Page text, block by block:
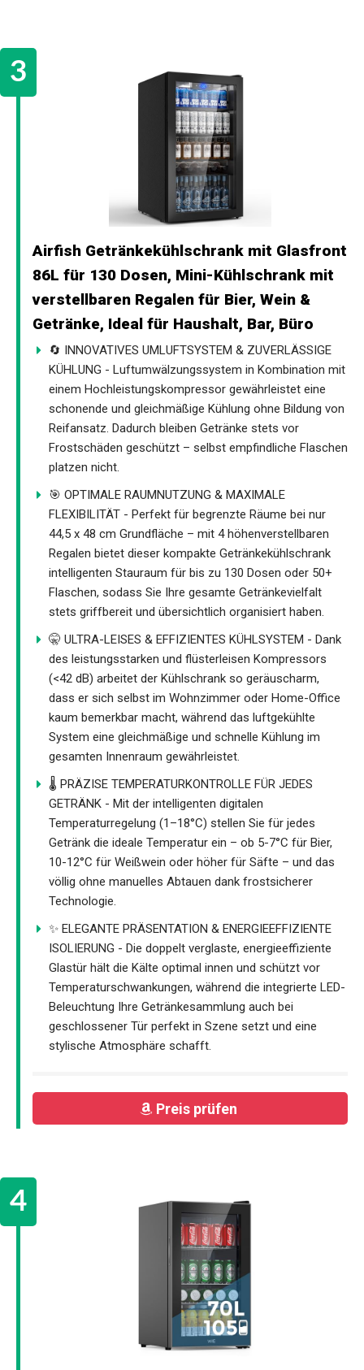
Airfish Getränkekühlschrank mit Glasfront
86L für 130 Dosen, Mini-Kühlschrank mit
verstellbaren Regalen für Bier, Wein &
Getränke, Ideal für Haushalt, Bar, Büro
🔄 INNOVATIVES UMLUFTSYSTEM & ZUVERLÄSSIGE
KÜHLUNG - Luftumwälzungssystem in Kombination mit
einem Hochleistungskompressor gewährleistet eine
schonende und gleichmäßige Kühlung ohne Bildung von
Reifansatz. Dadurch bleiben Getränke stets vor
Frostschäden geschützt – selbst empfindliche Flaschen
platzen nicht.
🎯 OPTIMALE RAUMNUTZUNG & MAXIMALE
FLEXIBILITÄT - Perfekt für begrenzte Räume bei nur
44,5 x 48 cm Grundfläche – mit 4 höhenverstellbaren
Regalen bietet dieser kompakte Getränkekühlschrank
intelligenten Stauraum für bis zu 130 Dosen oder 50+
Flaschen, sodass Sie Ihre gesamte Getränkevielfalt
stets griffbereit und übersichtlich organisiert haben.
🤫 ULTRA-LEISES & EFFIZIENTES KÜHLSYSTEM - Dank
des leistungsstarken und flüsterleisen Kompressors
(<42 dB) arbeitet der Kühlschrank so geräuscharm,
dass er sich selbst im Wohnzimmer oder Home-Office
kaum bemerkbar macht, während das luftgekühlte
System eine gleichmäßige und schnelle Kühlung im
gesamten Innenraum gewährleistet.
🌡️ PRÄZISE TEMPERATURKONTROLLE FÜR JEDES
GETRÄNK - Mit der intelligenten digitalen
Temperaturregelung (1–18°C) stellen Sie für jedes
Getränk die ideale Temperatur ein – ob 5-7°C für Bier,
10-12°C für Weißwein oder höher für Säfte – und das
völlig ohne manuelles Abtauen dank frostsicherer
Technologie.
✨ ELEGANTE PRÄSENTATION & ENERGIEEFFIZIENTE
ISOLIERUNG - Die doppelt verglaste, energieeffiziente
Glastür hält die Kälte optimal innen und schützt vor
Temperaturschwankungen, während die integrierte LED-
Beleuchtung Ihre Getränkesammlung auch bei
geschlossener Tür perfekt in Szene setzt und eine
stylische Atmosphäre schafft.
Preis prüfen